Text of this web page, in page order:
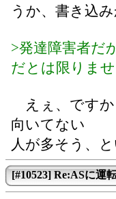
うか、書き込
>発達障害者だ
だとは限りま
えぇ、ですか
向いてない
人が多そう、と
[#10523] Re:ASに運